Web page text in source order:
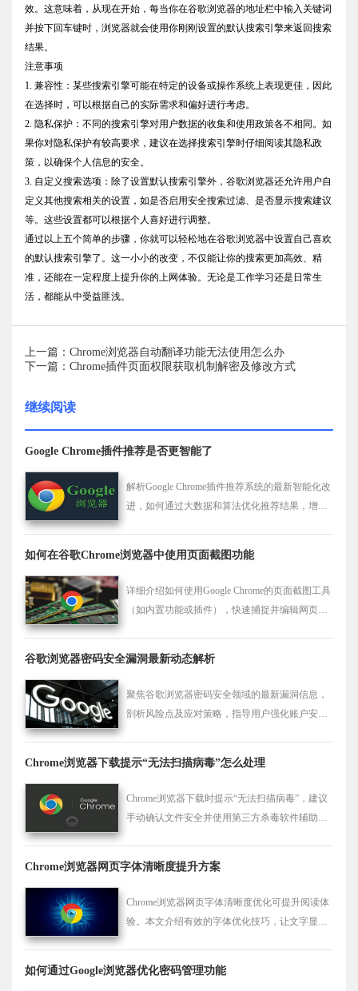
效。这意味着，从现在开始，每当你在谷歌浏览器的地址栏中输入关键词
并按下回车键时，浏览器就会使用你刚刚设置的默认搜索引擎来返回搜索
结果。
注意事项
1. 兼容性：某些搜索引擎可能在特定的设备或操作系统上表现更佳，因此
在选择时，可以根据自己的实际需求和偏好进行考虑。
2. 隐私保护：不同的搜索引擎对用户数据的收集和使用政策各不相同。如
果你对隐私保护有较高要求，建议在选择搜索引擎时仔细阅读其隐私政
策，以确保个人信息的安全。
3. 自定义搜索选项：除了设置默认搜索引擎外，谷歌浏览器还允许用户自
定义其他搜索相关的设置，如是否启用安全搜索过滤、是否显示搜索建议
等。这些设置都可以根据个人喜好进行调整。
通过以上五个简单的步骤，你就可以轻松地在谷歌浏览器中设置自己喜欢
的默认搜索引擎了。这一小小的改变，不仅能让你的搜索更加高效、精
准，还能在一定程度上提升你的上网体验。无论是工作学习还是日常生
活，都能从中受益匪浅。
上一篇：Chrome浏览器自动翻译功能无法使用怎么办
下一篇：Chrome插件页面权限获取机制解密及修改方式
继续阅读
Google Chrome插件推荐是否更智能了
解析Google Chrome插件推荐系统的最新智能化改
进，如何通过大数据和算法优化推荐结果，增强
如何在谷歌Chrome浏览器中使用页面截图功能
详细介绍如何使用Google Chrome的页面截图工具
（如内置功能或插件），快速捕捉并编辑网页内
谷歌浏览器密码安全漏洞最新动态解析
聚焦谷歌浏览器密码安全领域的最新漏洞信息，
剖析风险点及应对策略，指导用户强化账户安全
Chrome浏览器下载提示“无法扫描病毒”怎么处理
Chrome浏览器下载时提示“无法扫描病毒”，建议
手动确认文件安全并使用第三方杀毒软件辅助扫
Chrome浏览器网页字体清晰度提升方案
Chrome浏览器网页字体清晰度优化可提升阅读体
验。本文介绍有效的字体优化技巧，让文字显示
如何通过Google浏览器优化密码管理功能